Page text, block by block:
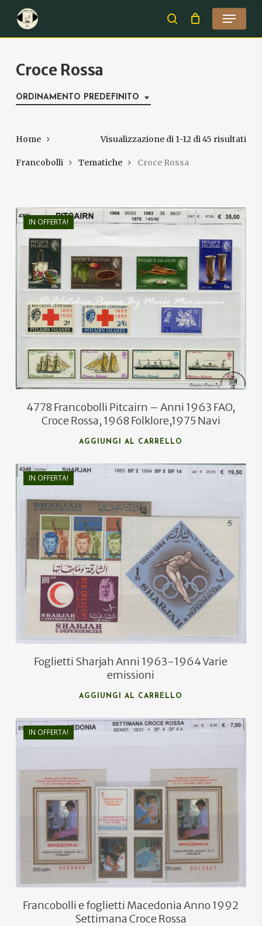
main
search
Menu
Croce Rossa
ORDINAMENTO PREDEFINITO
Visualizzazione di 1-12 di 45 risultati
Home
Francobolli Tematiche Croce Rossa
IN OFFERTA!
€35,00
€24,00
4778 Francobolli Pitcairn – Anni 1963 FAO,
Croce Rossa, 1968 Folklore,1975 Navi
AGGIUNGI AL CARRELLO
IN OFFERTA!
€26,30
€18,00
Foglietti Sharjah Anni 1963-1964 Varie
emissioni
AGGIUNGI AL CARRELLO
IN OFFERTA!
€9,40
€ 6,50
Francobolli e foglietti Macedonia Anno 1992
Settimana Croce Rossa
Close